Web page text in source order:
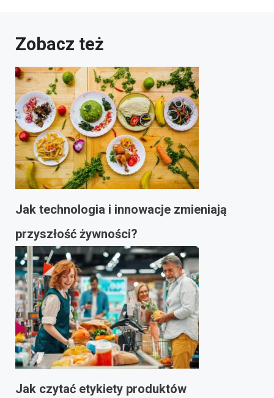
Zobacz też
Jak technologia i innowacje zmieniają
przyszłość żywności?
Jak czytać etykiety produktów